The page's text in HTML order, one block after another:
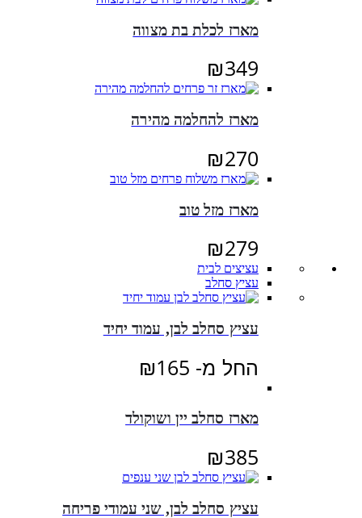
מארז לכלת בת מצווה
₪349
מארז להחלמה מהירה
₪270
מארז מזל טוב
₪279
עציצים לבית
עציץ סחלב
עציץ סחלב לבן, עמוד יחיד
החל מ- ₪165
מארז סחלב יין ושוקולד
₪385
עציץ סחלב לבן, שני עמודי פריחה